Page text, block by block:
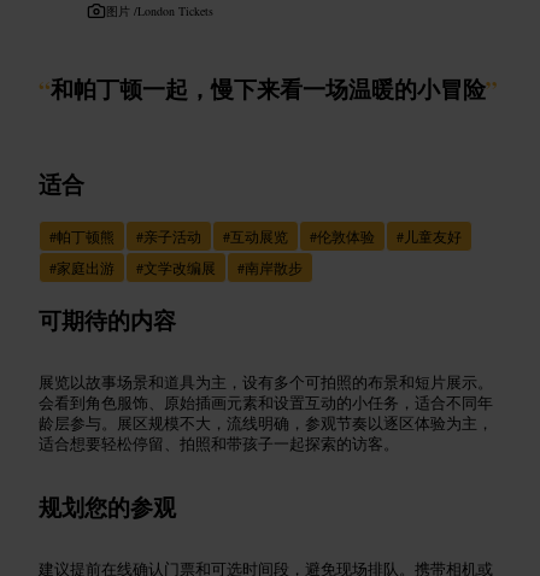
图片 /London Tickets
“和帕丁顿一起，慢下来看一场温暖的小冒险”
适合
#帕丁顿熊 #亲子活动 #互动展览 #伦敦体验 #儿童友好
#家庭出游 #文学改编展 #南岸散步
可期待的内容
展览以故事场景和道具为主，设有多个可拍照的布景和短片展示。
会看到角色服饰、原始插画元素和设置互动的小任务，适合不同年
龄层参与。展区规模不大，流线明确，参观节奏以逐区体验为主，
适合想要轻松停留、拍照和带孩子一起探索的访客。
规划您的参观
建议提前在线确认门票和可选时间段，避免现场排队。携带相机或